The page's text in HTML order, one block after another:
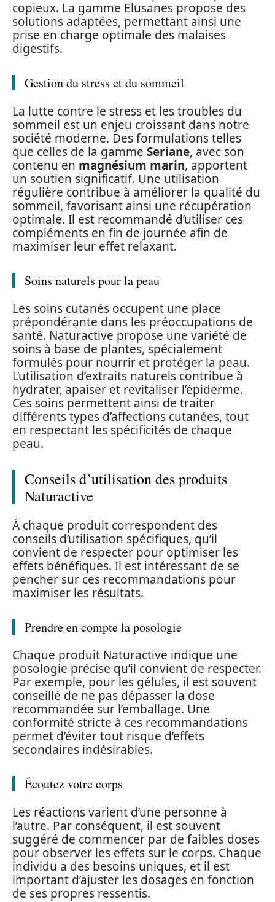
copieux. La gamme Elusanes propose des
solutions adaptées, permettant ainsi une
prise en charge optimale des malaises
digestifs.
Gestion du stress et du sommeil
La lutte contre le stress et les troubles du
sommeil est un enjeu croissant dans notre
société moderne. Des formulations telles
que celles de la gamme Seriane, avec son
contenu en magnésium marin, apportent
un soutien significatif. Une utilisation
régulière contribue à améliorer la qualité du
sommeil, favorisant ainsi une récupération
optimale. Il est recommandé d’utiliser ces
compléments en fin de journée afin de
maximiser leur effet relaxant.
Soins naturels pour la peau
Les soins cutanés occupent une place
prépondérante dans les préoccupations de
santé. Naturactive propose une variété de
soins à base de plantes, spécialement
formulés pour nourrir et protéger la peau.
L’utilisation d’extraits naturels contribue à
hydrater, apaiser et revitaliser l’épiderme.
Ces soins permettent ainsi de traiter
différents types d’affections cutanées, tout
en respectant les spécificités de chaque
peau.
Conseils d’utilisation des produits
Naturactive
À chaque produit correspondent des
conseils d’utilisation spécifiques, qu’il
convient de respecter pour optimiser les
effets bénéfiques. Il est intéressant de se
pencher sur ces recommandations pour
maximiser les résultats.
Prendre en compte la posologie
Chaque produit Naturactive indique une
posologie précise qu’il convient de respecter.
Par exemple, pour les gélules, il est souvent
conseillé de ne pas dépasser la dose
recommandée sur l’emballage. Une
conformité stricte à ces recommandations
permet d’éviter tout risque d’effets
secondaires indésirables.
Écoutez votre corps
Les réactions varient d’une personne à
l’autre. Par conséquent, il est souvent
suggéré de commencer par de faibles doses
pour observer les effets sur le corps. Chaque
individu a des besoins uniques, et il est
important d’ajuster les dosages en fonction
de ses propres ressentis.